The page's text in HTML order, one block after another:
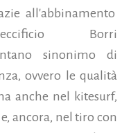
all'abbinamento
Borri
sinonimo di
ovvero le qualità
anche nel kitesurf,
ancora, nel tiro con